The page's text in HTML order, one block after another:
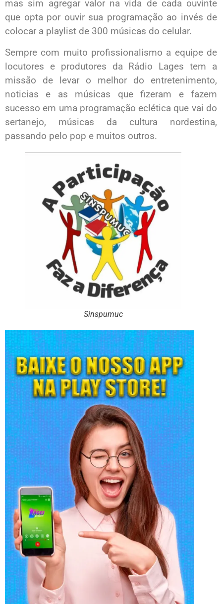
mas sim agregar valor na vida de cada ouvinte
que opta por ouvir sua programação ao invés de
colocar a playlist de 300 músicas do celular.
Sempre com muito profissionalismo a equipe de
locutores e produtores da Rádio Lages tem a
missão de levar o melhor do entretenimento,
noticias e as músicas que fizeram e fazem
sucesso em uma programação eclética que vai do
sertanejo, músicas da cultura nordestina,
passando pelo pop e muitos outros.
Sinspumuc